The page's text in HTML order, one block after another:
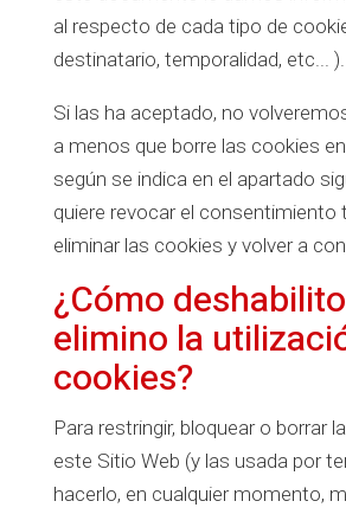
al respecto de cada tipo de
destinatario, temporalidad, etc... ).
Si las ha aceptado, no
a menos que borre las cookies
según se indica en el apartado
quiere revocar el consentimiento
eliminar las cookies y volver a
¿Cómo
elimino la
cookies?
Para restringir, bloquear o borrar
este Sitio Web (y las usada por
hacerlo, en cualquier momento,